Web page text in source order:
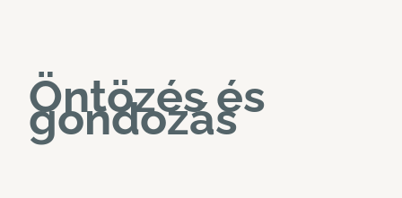
Öntözés és
gondozás